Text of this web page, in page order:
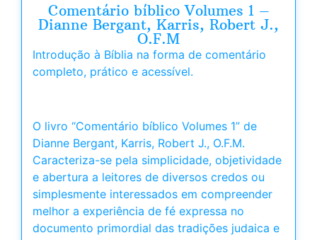
Comentário bíblico Volumes 1 –
Dianne Bergant, Karris, Robert J.,
O.F.M
Introdução à Bíblia na forma de comentário
completo, prático e acessível.
O livro “Comentário bíblico Volumes 1” de
Dianne Bergant, Karris, Robert J., O.F.M.
Caracteriza-se pela simplicidade, objetividade
e abertura a leitores de diversos credos ou
simplesmente interessados em compreender
melhor a experiência de fé expressa no
documento primordial das tradições judaica e